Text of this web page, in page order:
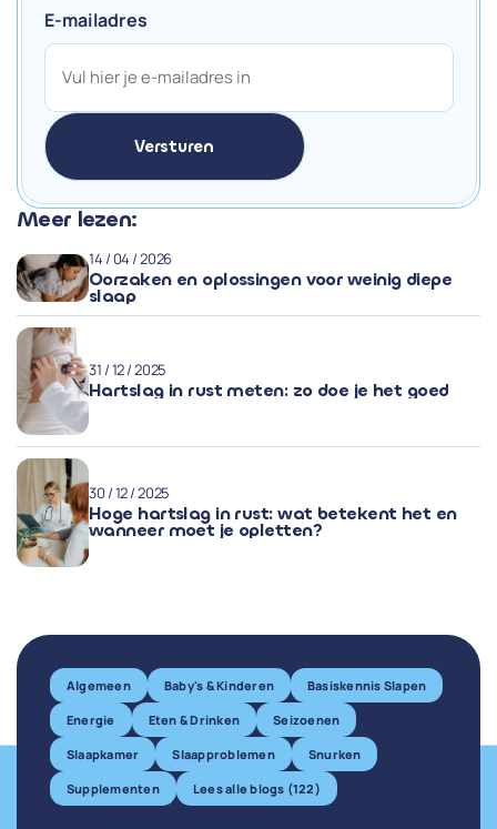
Meer lezen:
14 / 04 / 2026
Oorzaken en oplossingen voor weinig diepe
slaap
31 / 12 / 2025
Hartslag in rust meten: zo doe je het goed
30 / 12 / 2025
Hoge hartslag in rust: wat betekent het en
wanneer moet je opletten?
E-mailadres
Algemeen Baby's & Kinderen Basiskennis Slapen
Energie Eten & Drinken Seizoenen
Slaapkamer Slaapproblemen Snurken
Supplementen Lees alle blogs (122)